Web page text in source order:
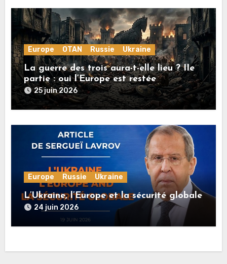
Europe OTAN Russie Ukraine
La guerre des trois aura-t-elle lieu ? IIe
partie : oui l’Europe est restée
rationnelle !
25 juin 2026
Europe Russie Ukraine
L’Ukraine, l’Europe et la sécurité globale
24 juin 2026